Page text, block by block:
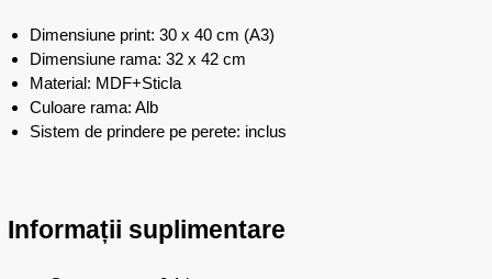
Dimensiune print: 30 x 40 cm (A3)
Dimensiune rama: 32 x 42 cm
Material: MDF+Sticla
Culoare rama: Alb
Sistem de prindere pe perete: inclus
Informații suplimentare